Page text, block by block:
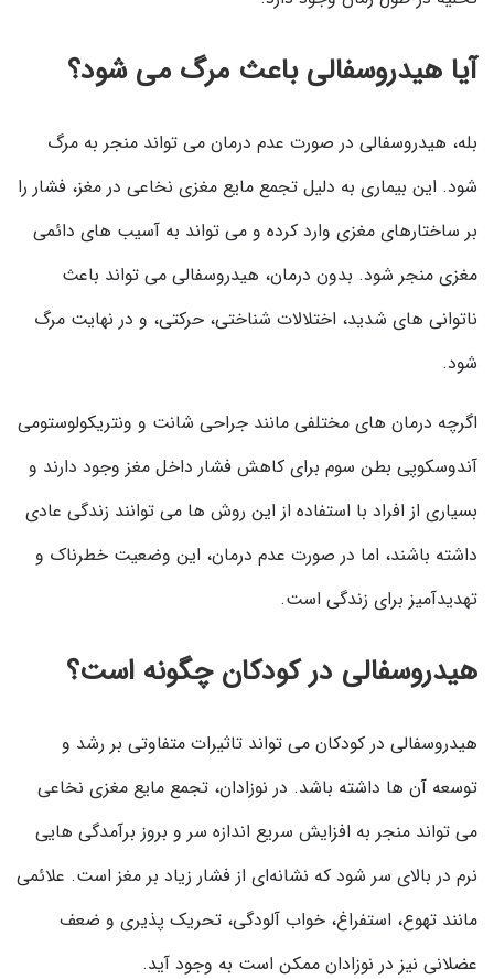
آیا هیدروسفالی باعث مرگ می شود؟
بله، هیدروسفالی در صورت عدم درمان می تواند منجر به مرگ
شود. این بیماری به دلیل تجمع مایع مغزی نخاعی در مغز، فشار را
بر ساختارهای مغزی وارد کرده و می تواند به آسیب های دائمی
مغزی منجر شود. بدون درمان، هیدروسفالی می تواند باعث
ناتوانی های شدید، اختلالات شناختی، حرکتی، و در نهایت مرگ
شود.
اگرچه درمان های مختلفی مانند جراحی شانت و ونتریکولوستومی
آندوسکوپی بطن سوم برای کاهش فشار داخل مغز وجود دارند و
بسیاری از افراد با استفاده از این روش ها می توانند زندگی عادی
داشته باشند، اما در صورت عدم درمان، این وضعیت خطرناک و
تهدیدآمیز برای زندگی است.
هیدروسفالی در کودکان چگونه است؟
هیدروسفالی در کودکان می تواند تاثیرات متفاوتی بر رشد و
توسعه آن ها داشته باشد. در نوزادان، تجمع مایع مغزی نخاعی
می تواند منجر به افزایش سریع اندازه سر و بروز برآمدگی هایی
نرم در بالای سر شود که نشانه‌ای از فشار زیاد بر مغز است. علائمی
مانند تهوع، استفراغ، خواب آلودگی، تحریک پذیری و ضعف
عضلانی نیز در نوزادان ممکن است به وجود آید.